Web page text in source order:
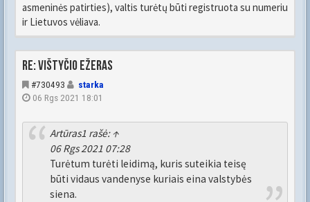
asmeninės patirties), valtis turėtų būti registruota su numeriu
ir Lietuvos vėliava.
Re: Vištyčio ežeras
#730493
starka
06 Rgs 2021 18:01
Artūras1 rašė: ↑
06 Rgs 2021 07:28
Turėtum turėti leidimą, kuris suteikia teisę
būti vidaus vandenyse kuriais eina valstybės
siena.